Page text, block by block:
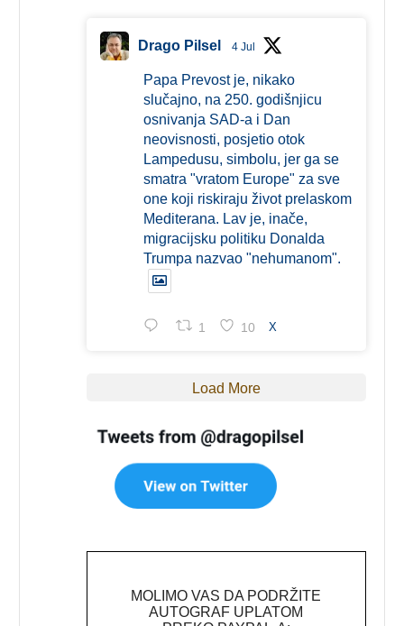
Drago Pilsel 4 Jul
Papa Prevost je, nikako
slučajno, na 250. godišnjicu
osnivanja SAD-a i Dan
neovisnosti, posjetio otok
Lampedusu, simbolu, jer ga se
smatra "vratom Europe" za sve
one koji riskiraju život prelaskom
Mediterana. Lav je, inače,
migracijsku politiku Donalda
Trumpa nazvao "nehumanom".
1 10 X
Load More
MOLIMO VAS DA PODRŽITE
AUTOGRAF UPLATOM